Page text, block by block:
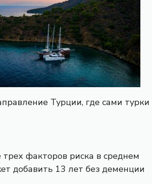
Турции, где сами турки